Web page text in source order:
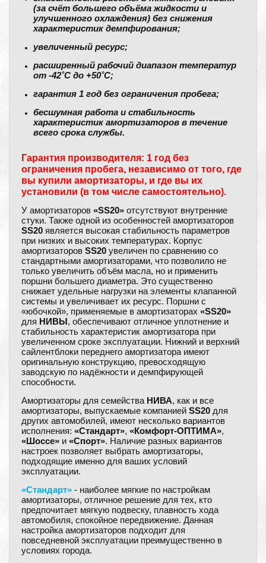
(за счёт большего объёма жидкости и
улучшенного охлаждения) без снижения
характеристик демпфирования;
увеличенный ресурс;
расширенный рабочий диапазон температур
от -42˚С до +50˚С;
гарантия 1 год без ограничения пробега;
бесшумная работа и стабильность
характеристик амортизаторов в течение
всего срока службы.
Гарантия производителя: 1 год без
ограничения пробега, независимо от того, где
вы купили амортизаторы, и где вы их
установили (в том числе самостоятельно).
У амортизаторов «SS20» отсутствуют внутренние
стуки. Также одной из особенностей амортизаторов
SS20 является высокая стабильность параметров
при низких и высоких температурах. Корпус
амортизаторов SS20 увеличен по сравнению со
стандартными амортизаторами, что позволило не
только увеличить объём масла, но и применить
поршни большего диаметра. Это существенно
снижает удельные нагрузки на элементы клапанной
системы и увеличивает их ресурс. Поршни с
«юбочкой», применяемые в амортизаторах «SS20»
для НИВЫ , обеспечивают отличное уплотнение и
стабильность характеристик амортизатора при
увеличенном сроке эксплуатации. Нижний и верхний
сайлентблоки переднего амортизатора имеют
оригинальную конструкцию, превосходящую
заводскую по надёжности и демпфирующей
способности.
Амортизаторы для семейства НИВА, как и все
амортизаторы, выпускаемые компанией SS20 для
других автомобилей, имеют несколько вариантов
исполнения: «Стандарт», «Комфорт-ОПТИМА»,
«Шоссе» и «Спорт». Наличие разных вариантов
настроек позволяет выбрать амортизаторы,
подходящие именно для ваших условий
эксплуатации.
«Стандарт» - наиболее мягкие по настройкам
амортизаторы, отличное решение для тех, кто
предпочитает мягкую подвеску, плавность хода
автомобиля, спокойное передвижение. Данная
настройка амортизаторов подходит для
повседневной эксплуатации преимущественно в
условиях города.